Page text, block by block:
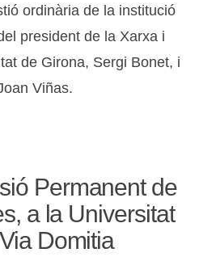
ordinària de la institució
president de la Xarxa i
de Girona, Sergi Bonet, i
Viñas.
Permanent de
a la Universitat
Domitia